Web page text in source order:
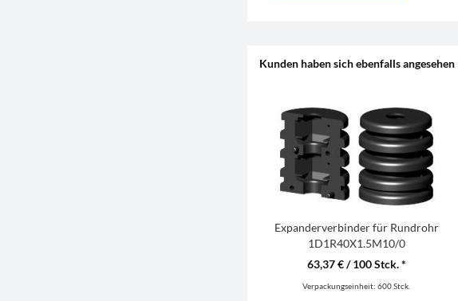
Kunden haben sich ebenfalls angesehen
Expanderverbinder für Rundrohr
1D1R40X1.5M10/0
63,37 € / 100 Stck. *
Verpackungseinheit:600 Stck.